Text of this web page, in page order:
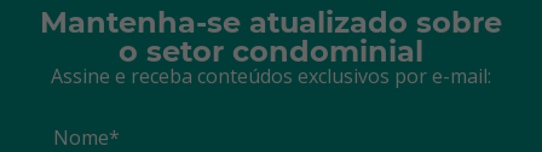
Mantenha-se atualizado sobre
o setor condominial
Assine e receba conteúdos exclusivos por e-mail:
Nome*